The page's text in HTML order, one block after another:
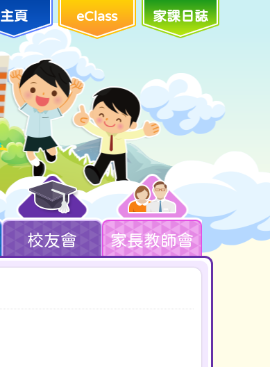
主頁 eClass 家課日誌
校友會 家長教師會